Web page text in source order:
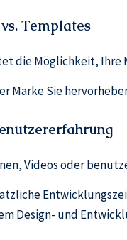
Templates
die Möglichkeit,
Marke Sie
Videos oder
Design- und